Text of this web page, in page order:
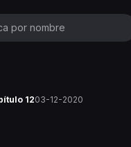
1203-12-2020